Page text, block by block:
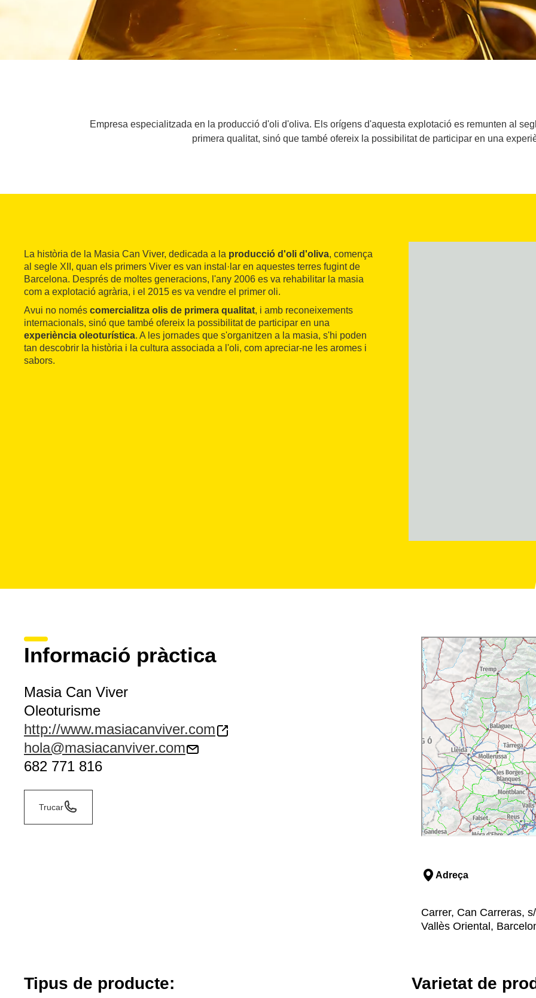
Empresa especialitzada en la producció d'oli d'oliva. Els orígens d'aquesta explotació es remunten al
primera qualitat, sinó que també ofereix la possibilitat de participar en una
La història de la Masia Can Viver, dedicada a la producció d'oli d'oliva, comença
al segle XII, quan els primers Viver es van instal·lar en aquestes terres fugint de
Barcelona. Després de moltes generacions, l'any 2006 es va rehabilitar la masia
com a explotació agrària, i el 2015 es va vendre el primer oli.
Avui no només comercialitza olis de primera qualitat, i amb reconeixements
internacionals, sinó que també ofereix la possibilitat de participar en una
experiència oleoturística. A les jornades que s'organitzen a la masia, s'hi poden
tan descobrir la història i la cultura associada a l'oli, com apreciar-ne les aromes i
sabors.
Informació pràctica
Masia Can Viver
Oleoturisme
http://www.masiacanviver.com
hola@masiacanviver.com
682 771 816
Trucar
Adreça
Carrer, Can Carreras,
Vallès Oriental,
Tipus de producte: Varietat de